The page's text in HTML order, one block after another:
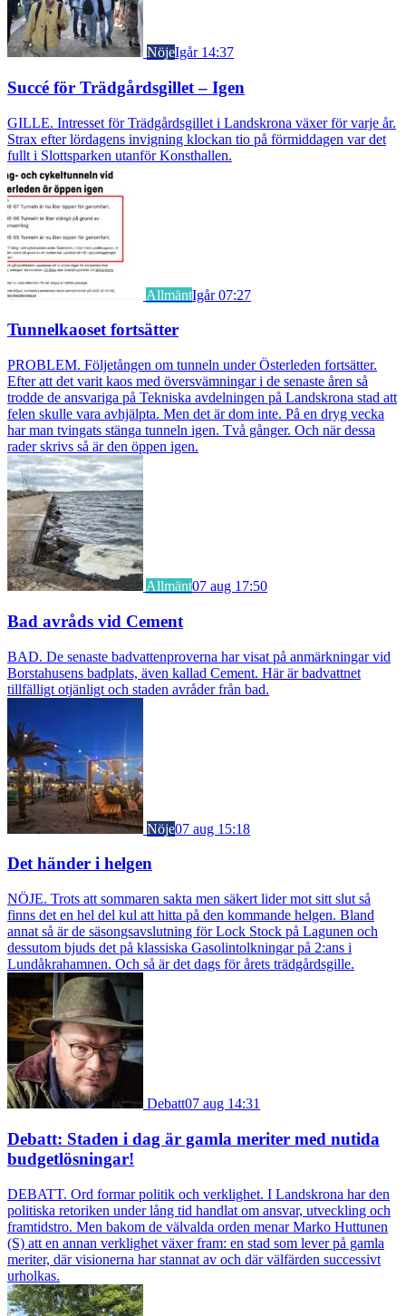
NöjeIgår 14:37
Succé för Trädgårdsgillet – Igen
GILLE. Intresset för Trädgårdsgillet i Landskrona växer för varje år.
Strax efter lördagens invigning klockan tio på förmiddagen var det
fullt i Slottsparken utanför Konsthallen.
AllmäntIgår 07:27
Tunnelkaoset fortsätter
PROBLEM. Följetången om tunneln under Österleden fortsätter.
Efter att det varit kaos med översvämningar i de senaste åren så
trodde de ansvariga på Tekniska avdelningen på Landskrona stad att
felen skulle vara avhjälpta. Men det är dom inte. På en dryg vecka
har man tvingats stänga tunneln igen. Två gånger. Och när dessa
rader skrivs så är den öppen igen.
Allmänt07 aug 17:50
Bad avråds vid Cement
BAD. De senaste badvattenproverna har visat på anmärkningar vid
Borstahusens badplats, även kallad Cement. Här är badvattnet
tillfälligt otjänligt och staden avråder från bad.
Nöje07 aug 15:18
Det händer i helgen
NÖJE. Trots att sommaren sakta men säkert lider mot sitt slut så
finns det en hel del kul att hitta på den kommande helgen. Bland
annat så är de säsongsavslutning för Lock Stock på Lagunen och
dessutom bjuds det på klassiska Gasolintolkningar på 2:ans i
Lundåkrahamnen. Och så är det dags för årets trädgårdsgille.
Debatt07 aug 14:31
Debatt: Staden i dag är gamla meriter med nutida
budgetlösningar!
DEBATT. Ord formar politik och verklighet. I Landskrona har den
politiska retoriken under lång tid handlat om ansvar, utveckling och
framtidstro. Men bakom de välvalda orden menar Marko Huttunen
(S) att en annan verklighet växer fram: en stad som lever på gamla
meriter, där visionerna har stannat av och där välfärden successivt
urholkas.